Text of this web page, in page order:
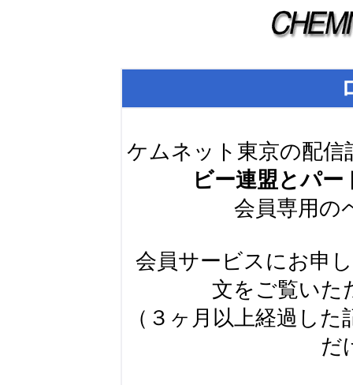
ケムネット東京の配信
ビー連盟とパー
会員専用の
会員サービスにお申
文をご覧いた
（３ヶ月以上経過し
だ